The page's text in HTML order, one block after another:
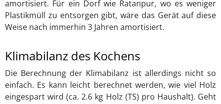
amortisiert. Für ein Dorf wie Ratanpur, wo es weniger
Plastikmüll zu entsorgen gibt, wäre das Gerät auf diese
Weise nach immerhin 3 Jahren amortisiert.
Klimabilanz des Kochens
Die Berechnung der Klimabilanz ist allerdings nicht so
einfach. Es kann leicht berechnet werden, wie viel Holz
eingespart wird (ca. 2.6 kg Holz (TS) pro Haushalt). Geht